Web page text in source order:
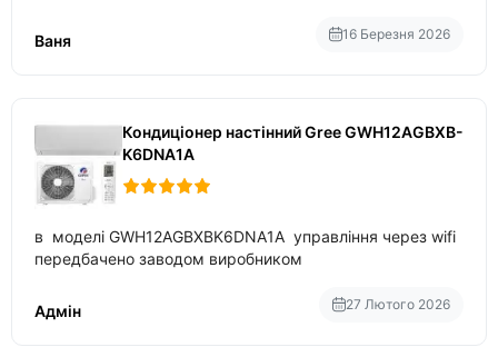
температури
Ваня 16 Березня 2026
Кондиціонер настінний Gree GWH12AGBXB-
K6DNA1A
в моделі GWH12AGBXBK6DNA1A управління через wifi
передбачено заводом виробником
Адмін 27 Лютого 2026